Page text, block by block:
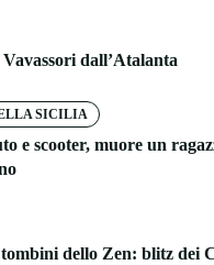
dall’Atalanta
SICILIA
e scooter, muore un
dello Zen: blitz dei